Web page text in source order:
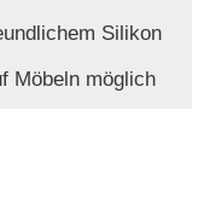
Silikon
Möbeln möglich